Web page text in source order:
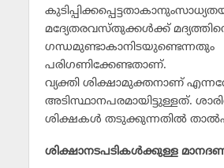
മദ്യേതരവസ്തുക്കള്‍ക്ക്
ഗന്ധമുണ്ടാകാനിടയുണ്ടെന്നതും
പരിഗണിക്കേണ്ടതാണ്.
വ്യക്തി ശിക്ഷാമുക്തനാണ്
അടിസ്ഥാനപരമായിട്ടുള്ളത്.
ശിക്ഷകള്‍ തടുക്കുന്നതില്‍
ശിക്ഷാനടപടികള്‍ക്കുള്ള